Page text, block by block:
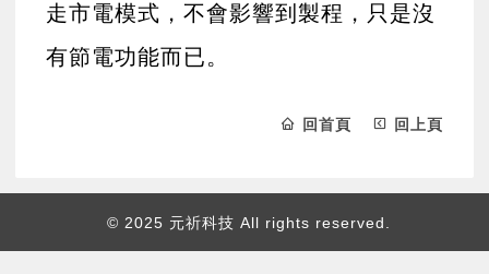
走市電模式，不會影響到製程，只是沒
有節電功能而已。
回首頁 回上頁
© 2025 元祈科技 All rights reserved.